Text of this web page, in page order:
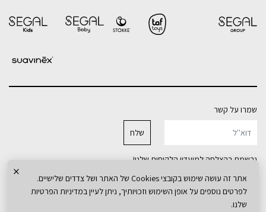
×
אתר זה עושה שימוש בקובצי Cookies של האתר ושל צדדים שלישיים.
לפרטים נוספים על אופן השימוש וזכויותיך, ניתן לעיין במדיניות הפרטיות
שלנו.
שמרו על קשר
נרשמת בהצלחה למועדון הלקוחות שלנו!
מדיניות משלוחים
מדיניות פרטיות
עלינו
המותגים